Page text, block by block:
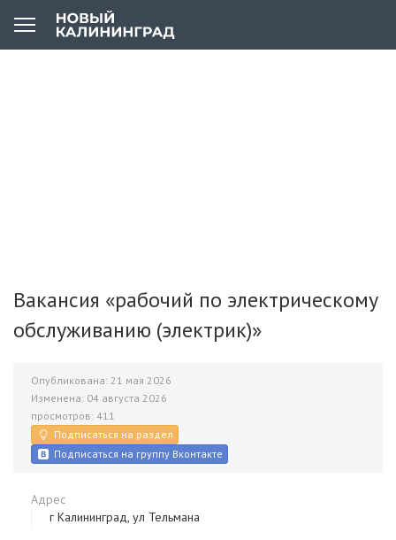
Вакансия «рабочий по электрическому
обслуживанию (электрик)»
Опубликована: 21 мая 2026
Изменена: 04 августа 2026
просмотров: 411
Подписаться на раздел
Подписаться на группу Вконтакте
Адрес
г Калининград, ул Тельмана